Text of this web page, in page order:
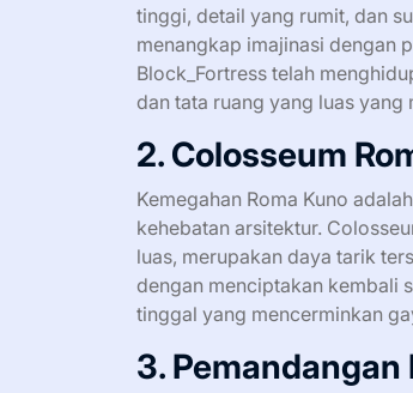
tinggi, detail yang rumit, dan
menangkap imajinasi dengan
Block_Fortress telah
dan tata ruang yang luas
2. Colosseum
Kemegahan Roma Kuno
kehebatan arsitektur.
luas, merupakan daya tarik
dengan menciptakan kembali
tinggal yang mencerminkan
3.